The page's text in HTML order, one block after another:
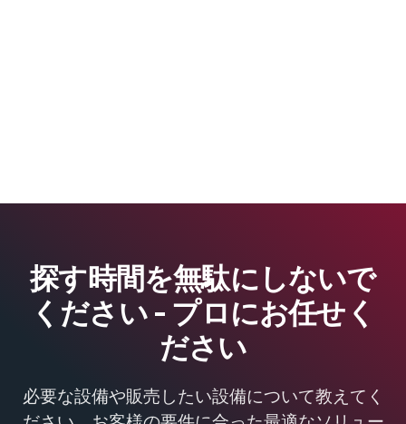
探す時間を無駄にしないで
ください - プロにお任せく
ださい
必要な設備や販売したい設備について教えてく